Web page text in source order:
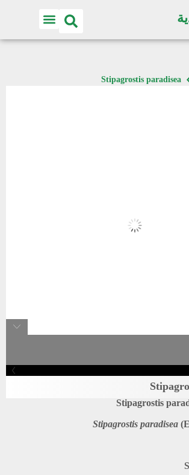
Stipagrostis paradisea
Stipagrostis
Stipagrostis paradisea